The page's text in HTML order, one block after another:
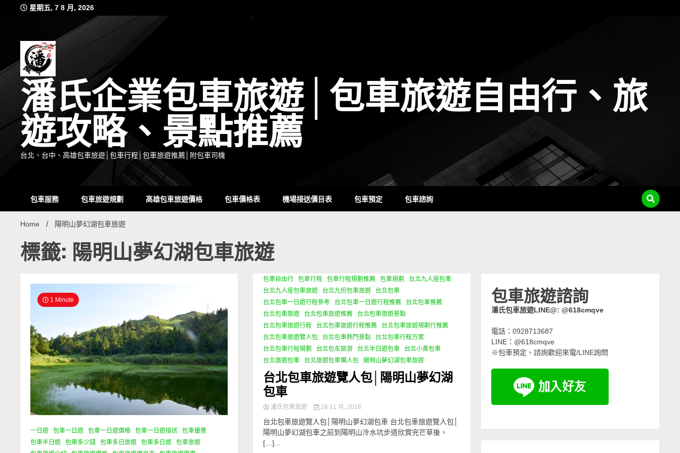
星期五, 7 8 月, 2026
潘氏企業包車旅遊│包車旅遊自由行、旅
遊攻略、景點推薦
台北、台中、高雄包車旅遊│包車行程│包車旅遊推薦│附包車司機
包車服務 包車旅遊規劃 高雄包車旅遊價格 包車價格表 機場接送價目表 包車預定 包車諮詢
Home 陽明山夢幻湖包車旅遊
標籤: 陽明山夢幻湖包車旅遊
1 Minute
一日遊 包車一日遊 包車一日遊價格 包車一日遊接送
包車優惠
包車半日遊
包車多少錢 包車多日旅遊 包車多日遊
包車旅遊
包車自由行 包車行程 包車行程規劃推薦 包車規劃
台北九人座包車
台北九人座包車旅遊
台北九份包車旅遊
台北包車
台北包車一日遊行程參考
台北包車一日遊行程推薦
台北包車推薦
台北包車旅遊
台北包車旅遊推薦
台北包車旅遊景點
台北包車旅遊行程
台北包車旅遊行程推薦
台北包車旅遊規劃行推薦
台北包車旅遊覽人包
台北包車熱門景點
台北包車行程方案
台北包車行程規劃
台北包车旅游 台北半日遊包車
台北小黃包車
台北旅遊包車
台北旅遊包車懶人包 陽明山夢幻湖包車旅遊
台北包車旅遊覽人包│陽明山夢幻湖
包車
潘氏包車旅遊 28 11 月, 2018
台北包車旅遊覽人包│陽明山夢幻湖包車 台北包車旅遊覽人包│
陽明山夢幻湖包車之前到陽明山冷水坑步道欣賞完芒草後，
[…]...
包車旅遊諮詢
潘氏包車旅遊LINE@: @618cmqve
電話：0928713687
LINE：@618cmqve
※包車預定、諮詢歡迎來電/LINE詢問